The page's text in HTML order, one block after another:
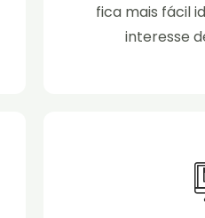
fica mais fácil
interesse